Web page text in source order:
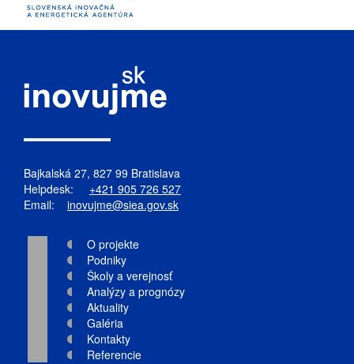
Bajkalská 27, 827 99 Bratislava
Helpdesk: +421 905 726 527
Email: inovujme@siea.gov.sk
O projekte
Podniky
Školy a verejnosť
Analýzy a prognózy
Aktuality
Galéria
Kontakty
Referencie